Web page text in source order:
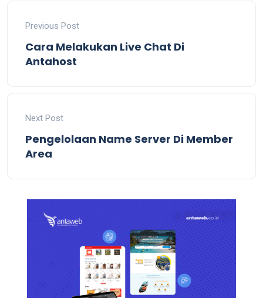
Previous Post
Cara Melakukan Live Chat Di
Antahost
Next Post
Pengelolaan Name Server Di Member
Area